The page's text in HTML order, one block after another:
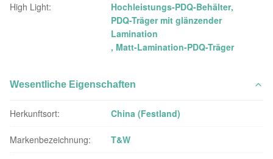
High Light: Hochleistungs-PDQ-Behälter,
PDQ-Träger mit glänzender
Lamination
, Matt-Lamination-PDQ-Träger
Wesentliche Eigenschaften
Herkunftsort: China (Festland)
Markenbezeichnung: T&W